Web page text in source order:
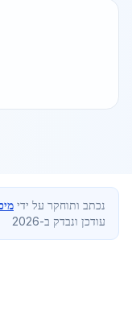
נכתב ותוחקר על ידי
עודכן ונבדק ב-2026